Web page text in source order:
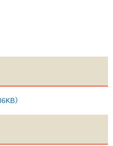
）